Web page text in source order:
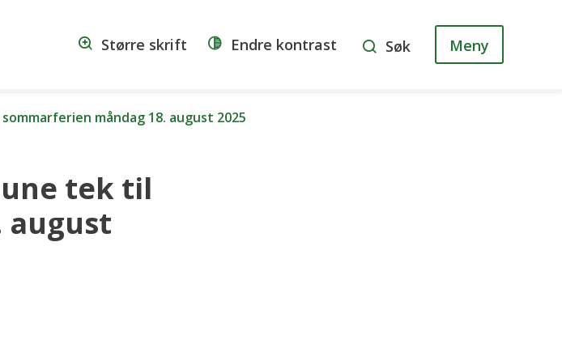
Større skrift Endre kontrast Søk Meny
måndag 18. august 2025
tek til
august